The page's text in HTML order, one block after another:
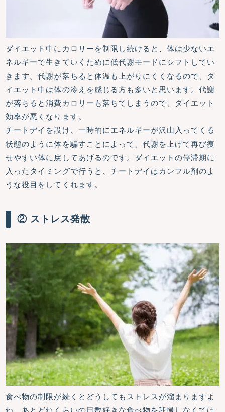
ダイエット中にカロリーを制限し続けると、体は少ないエ
ネルギーで生きていくために低代謝モードにシフトしてい
きます。代謝が落ちると体温も上がりにくくなるので、ダ
イエット中は体の冷えを感じる方も多いと思います。代謝
が落ちると消費カロリーも落ちてしまうので、ダイエット
効率が悪くなります。
チートデイを設け、一時的にエネルギーが沢山入ってくる
状態のように体を騙すことによって、代謝を上げて再び痩
せやすい体に戻してあげるのです。ダイエットの停滞期に
入ったタイミングで行うと、チートデイはカンフル剤のよ
うな役目をしてくれます。
② ストレス発散
食べ物の制限が続くとどうしてもストレスが溜まりますよ